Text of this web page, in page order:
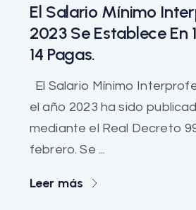
El Salario Mínimo
2023 Se Establece En
14 Pagas.
El Salario Mínimo
el año 2023 ha sido
mediante el Real Decreto
febrero. Se ...
Leer más